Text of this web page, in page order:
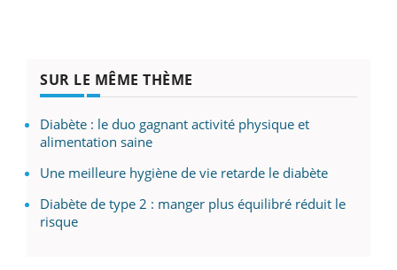
SUR LE MÊME THÈME
Diabète : le duo gagnant activité physique et
alimentation saine
Une meilleure hygiène de vie retarde le diabète
Diabète de type 2 : manger plus équilibré réduit le
risque